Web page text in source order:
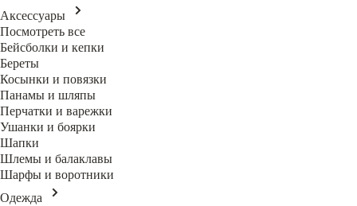
Аксессуары
Посмотреть все
Бейсболки и кепки
Береты
Косынки и повязки
Панамы и шляпы
Перчатки и варежки
Ушанки и боярки
Шапки
Шлемы и балаклавы
Шарфы и воротники
Одежда